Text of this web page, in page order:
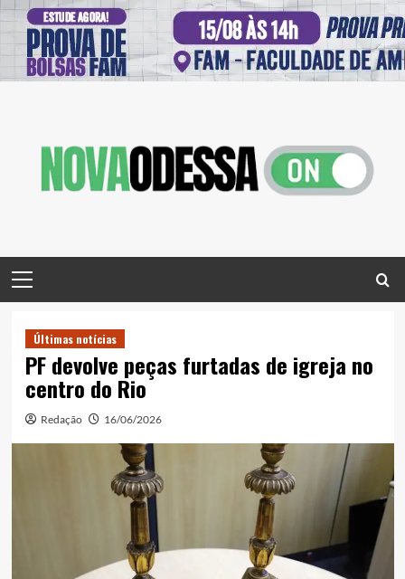
Menu
Últimas notícias
PF devolve peças furtadas de igreja no
centro do Rio
Redação 16/06/2026